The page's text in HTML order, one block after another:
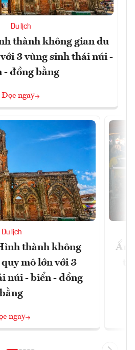
Du lịch
thành không gian du
3 vùng sinh thái núi -
- đồng bằng
Đọc ngay
Du lịch
thành không
mô lớn với 3
núi - biển - đồng
bằng
ngay
Ẩm